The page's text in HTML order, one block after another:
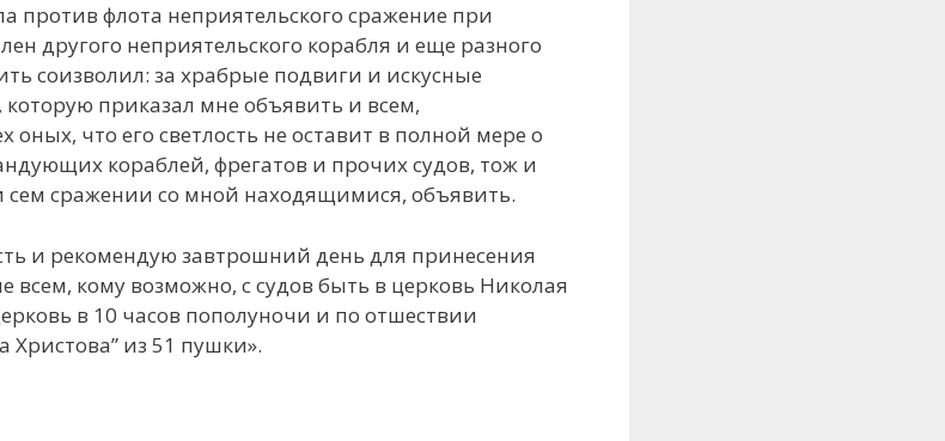
против флота неприятельского сражение при
другого неприятельского корабля и еще разного
соизволил: за храбрые подвиги и искусные
приказал мне объявить и всем,
что его светлость не оставит в полной мере о
кораблей, фрегатов и прочих судов, тож и
сражении со мной находящимися, объявить.
и рекомендую завтрошний день для принесения
кому возможно, с судов быть в церковь Николая
в 10 часов пополуночи и по отшествии
Христова” из 51 пушки».